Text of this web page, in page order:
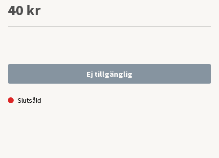
40 kr
Ej tillgänglig
Slutsåld